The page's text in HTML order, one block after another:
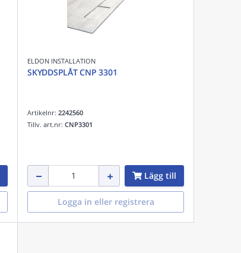
ELDON INSTALLATION
SKYDDSPLÅT CNP 3301
Artikelnr: 2242560
Tillv. art.nr: CNP3301
Lägg till
Logga in eller registrera